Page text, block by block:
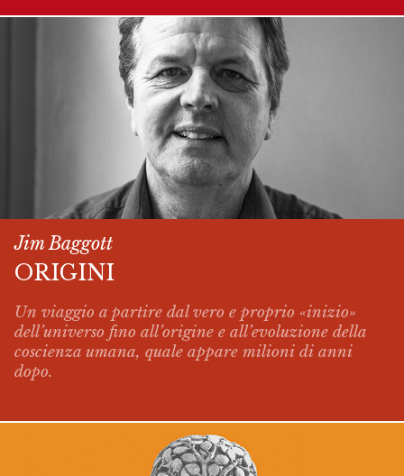
Jim Baggott
ORIGINI
Un viaggio a partire dal vero e proprio «inizio»
dell’universo fino all’origine e all’evoluzione della
coscienza umana, quale appare milioni di anni
dopo.